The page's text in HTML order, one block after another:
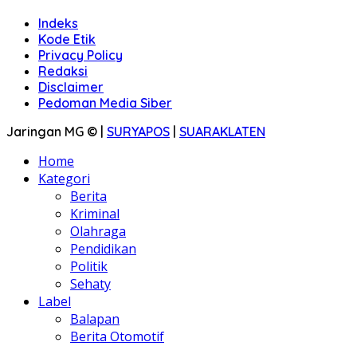
Indeks
Kode Etik
Privacy Policy
Redaksi
Disclaimer
Pedoman Media Siber
Jaringan MG © | SURYAPOS | SUARAKLATEN
Home
Kategori
Berita
Kriminal
Olahraga
Pendidikan
Politik
Sehaty
Label
Balapan
Berita Otomotif